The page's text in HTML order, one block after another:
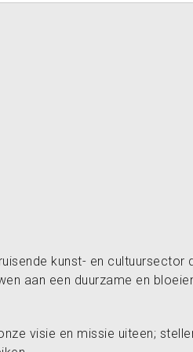
kunst- en
aan een duurzame en
visie en missie uiteen;